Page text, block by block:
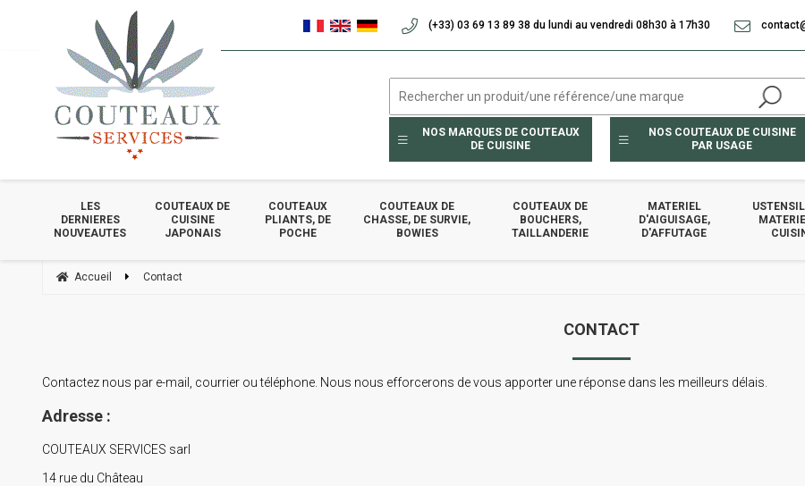
NOS MARQUES DE COUTEAUX
DE CUISINE
NOS COUTEAUX DE CUISINE
PAR USAGE
LES
DERNIERES
NOUVEAUTES
COUTEAUX DE
CUISINE
JAPONAIS
COUTEAUX
PLIANTS, DE
POCHE
COUTEAUX DE
CHASSE, DE SURVIE,
BOWIES
COUTEAUX DE
BOUCHERS,
TAILLANDERIE
MATERIEL
D'AIGUISAGE,
D'AFFUTAGE
Accueil Contact
CONTACT
Contactez nous par e-mail, courrier ou téléphone. Nous nous efforcerons de vous apporter une réponse dans les meilleurs délais.
Adresse :
COUTEAUX SERVICES sarl
14 rue du Château
(+33) 03 69 13 89 38 du lundi au vendredi 08h30 à 17h30